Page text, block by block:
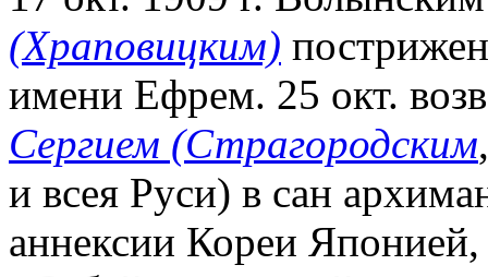
(Храповицким)
имени Ефрем. 25 окт.
Сергием (Страгородским
и всея Руси) в сан
аннексии Кореи Японией,